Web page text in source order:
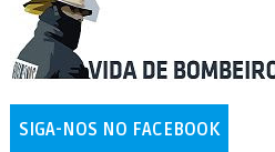
SIGA-NOS NO FACEBOOK